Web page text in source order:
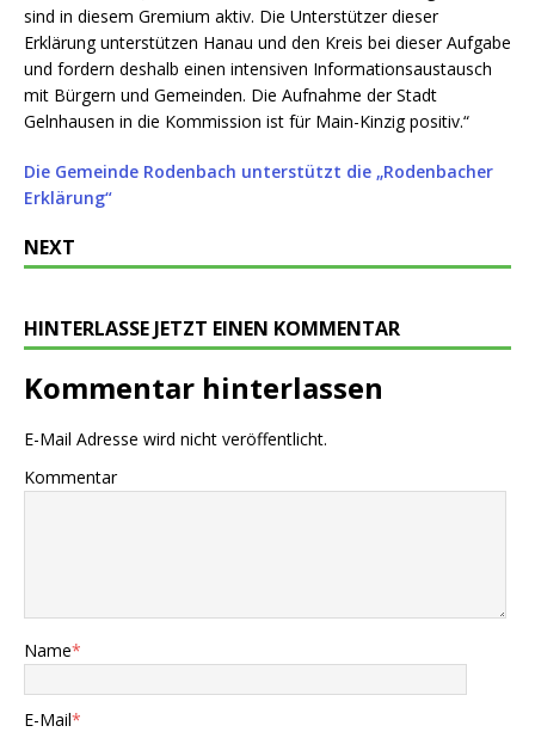
sind in diesem Gremium aktiv. Die Unterstützer dieser
Erklärung unterstützen Hanau und den Kreis bei dieser Aufgabe
und fordern deshalb einen intensiven Informationsaustausch
mit Bürgern und Gemeinden. Die Aufnahme der Stadt
Gelnhausen in die Kommission ist für Main-Kinzig positiv.“
Die Gemeinde Rodenbach unterstützt die „Rodenbacher
Erklärung“
NEXT
HINTERLASSE JETZT EINEN KOMMENTAR
Kommentar hinterlassen
E-Mail Adresse wird nicht veröffentlicht.
Kommentar
Name*
E-Mail*